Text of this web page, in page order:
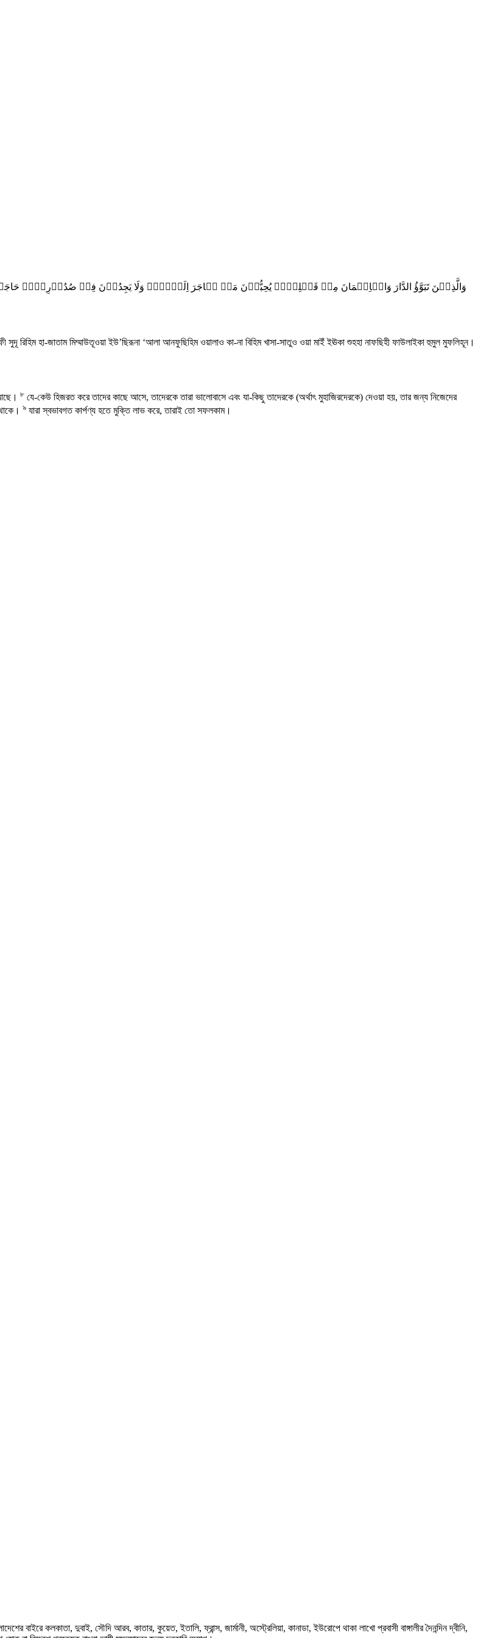
وَالَّذِیۡنَ تَبَوَّؤُ الدَّارَ وَالۡاِیۡمَانَ مِنۡ قَبۡلِہِمۡ یُحِبُّوۡنَ مَنۡ ہَاجَرَ اِلَیۡہِمۡ وَلَا یَجِدُوۡنَ فِیۡ
ফী সুদূ রিহিম হা-জাতাম মিম্মাউতূওয়া ইউ’ছিরূনা ‘আলা আনফুছিহিম ওয়ালাও কা-না বিহিম খাসা-সাতুও ওয়া মাইঁ ইঊকা শুহহা নাফছিহী ফাউলাইকা হুমুল মুফলিহূন।
৮ যে-কেউ হিজরত করে তাদের কাছে আসে, তাদেরকে তারা ভালোবাসে এবং যা-কিছু তাদেরকে (অর্থাৎ মুহাজিরদেরকে) দেওয়া হয়, তার জন্য নিজেদের
৯ যারা স্বভাবগত কার্পণ্য হতে মুক্তি লাভ করে, তারাই তো সফলকাম।
বাইরে কলকাতা, দুবাই, সৌদি আরব, কাতার, কুয়েত, ইতালি, ফ্রান্স, জার্মানী, অস্ট্রেলিয়া, কানাডা, ইউরোপে থাকা লাখো প্রবাসী বাঙ্গালীর দৈনন্দিন দ্বীনি,